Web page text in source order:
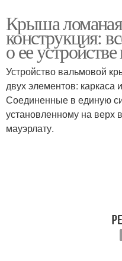
Крыша ломаная
конструкция:
о ее
Устройство вальмовой
двух элементов: каркаса
Соединенные в единую
установленному на верх
мауэрлату.